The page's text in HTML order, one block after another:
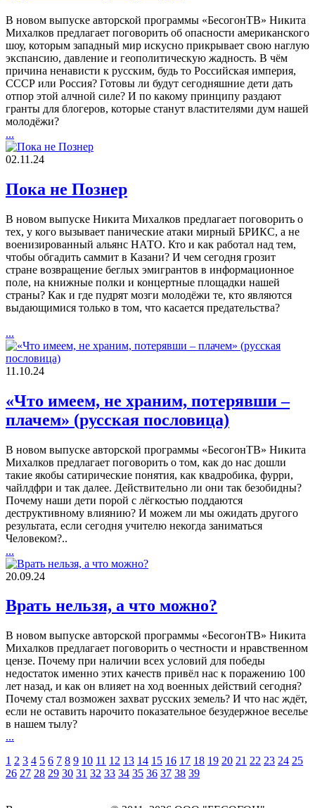
В новом выпуске авторской программы «БесогонТВ» Никита
Михалков предлагает поговорить об опасности американского
шоу, которым западный мир искусно прикрывает свою наглую
экспансию, давление и геополитическую жадность. В чём
причина ненависти к русским, будь то Российская империя,
СССР или Россия? Готовы ли будут сегодняшние дети дать
отпор этой алчной силе? И по какому принципу раздают
гранты для блогеров, которые станут властителями дум нашей
молодёжи?
...
02.11.24
Пока не Познер
В новом выпуске Никита Михалков предлагает поговорить о
тех, у кого вызывает панические атаки мирный БРИКС, а не
военизированный альянс НАТО. Кто и как работал над тем,
чтобы обгадить саммит в Казани? И чем сегодня грозит
стране возвращение беглых эмигрантов в информационное
поле, на книжные полки и концертные площадки нашей
страны? Как и где пудрят мозги молодёжи те, кто являются
выдающимися только в том, что касается предательства?
...
11.10.24
«Что имеем, не храним, потерявши –
плачем» (русская пословица)
В новом выпуске авторской программы «БесогонТВ» Никита
Михалков предлагает поговорить о том, как до нас дошли
такие якобы сатирические понятия, как квадробика, фурри,
чайлдфри и так далее. Действительно ли они так безобидны?
Почему наши дети порой с лёгкостью поддаются
деструктивному влиянию? И можем ли мы ожидать другого
результата, если сегодня учителю некогда заниматься
Человеком?..
...
20.09.24
Врать нельзя, а что можно?
В новом выпуске авторской программы «БесогонТВ» Никита
Михалков предлагает поговорить о честности и нравственном
цензе. Почему при наличии всех условий для победы
недостаток именно этих качеств привёл нас к поражению 100
лет назад, и как он влияет на ход военных действий сегодня?
Почему стал возможен захват русских земель? И что нас ждёт,
если не оставить нарочито показательное безудержное веселье
в нашем тылу?
...
1 2 3 4 5 6 7 8 9 10 11 12 13 14 15 16 17 18 19 20 21 22 23 24 25
26 27 28 29 30 31 32 33 34 35 36 37 38 39